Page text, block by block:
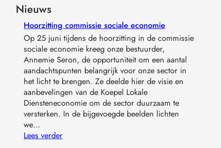
Nieuws
Hoorzitting commissie sociale economie
Op 25 juni tijdens de hoorzitting in de commissie
sociale economie kreeg onze bestuurder,
Annemie Seron, de opportuniteit om een aantal
aandachtspunten belangrijk voor onze sector in
het licht te brengen. Ze deelde hier de visie en
aanbevelingen van de Koepel Lokale
Diensteneconomie om de sector duurzaam te
versterken. In de bijgevoegde beelden lichten
we…
Lees verder